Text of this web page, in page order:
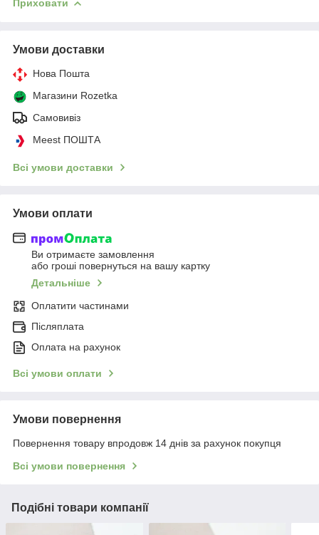
Приховати
Умови доставки
Нова Пошта
Магазини Rozetka
Самовивіз
Meest ПОШТА
Всі умови доставки
Умови оплати
Ви отримаєте замовлення
або гроші повернуться на вашу картку
Детальніше
Оплатити частинами
Післяплата
Оплата на рахунок
Всі умови оплати
Умови повернення
Повернення товару впродовж 14 днів за рахунок покупця
Всі умови повернення
Подібні товари компанії